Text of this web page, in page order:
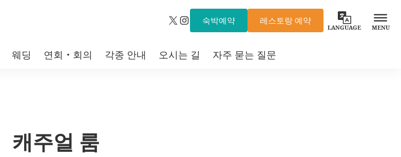
X Instagram숙박예약 레스토랑 예약
LANGUAGE MENU
웨딩 연회・회의 각종 안내 오시는 길 자주 묻는 질문
캐주얼 룸